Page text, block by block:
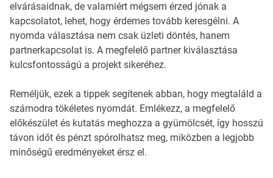
elvárásaidnak, de valamiért mégsem érzed jónak a
kapcsolatot, lehet, hogy érdemes tovább keresgélni. A
nyomda választása nem csak üzleti döntés, hanem
partnerkapcsolat is. A megfelelő partner kiválasztása
kulcsfontosságú a projekt sikeréhez.
Reméljük, ezek a tippek segítenek abban, hogy megtaláld a
számodra tökéletes nyomdát. Emlékezz, a megfelelő
előkészület és kutatás meghozza a gyümölcsét, így hosszú
távon időt és pénzt spórolhatsz meg, miközben a legjobb
minőségű eredményeket érsz el.